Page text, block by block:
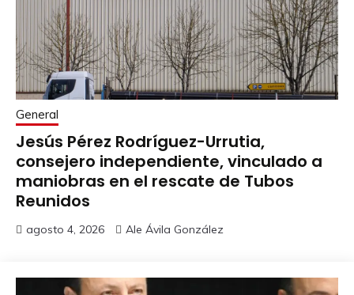
General
Jesús Pérez Rodríguez-Urrutia,
consejero independiente, vinculado a
maniobras en el rescate de Tubos
Reunidos
agosto 4, 2026 Ale Ávila González